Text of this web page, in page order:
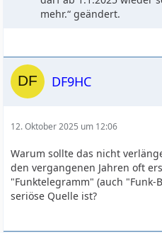
mehr.“ geändert.
DF9HC
12. Oktober 2025 um 12:06
Warum sollte das nicht
den vergangenen Jahren oft
"Funktelegramm" (auch
seriöse Quelle ist?